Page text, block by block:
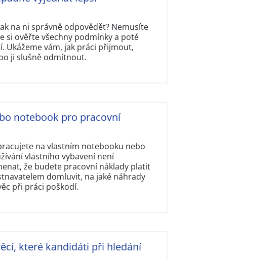
na ni správně odpovědět? Nemusíte
ověřte všechny podmínky a poté
Ukážeme vám, jak práci přijmout,
ji slušně odmítnout.
notebook pro pracovní
na vlastním notebooku nebo
vlastního vybavení není
že budete pracovní náklady platit
domluvit, na jaké náhrady
při práci poškodí.
které kandidáti při hledání